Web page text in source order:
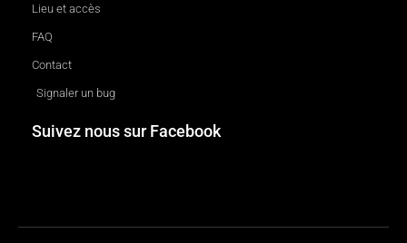
Lieu et accès
FAQ
Contact
Signaler un bug
Suivez nous sur Facebook